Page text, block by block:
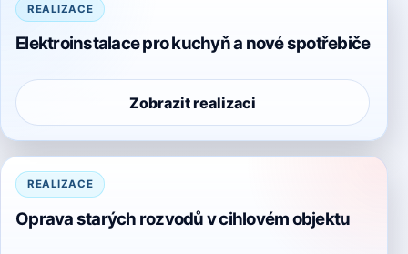
REALIZACE
Elektroinstalace pro kuchyň a nové spotřebiče
Zobrazit realizaci
REALIZACE
Oprava starých rozvodů v cihlovém objektu